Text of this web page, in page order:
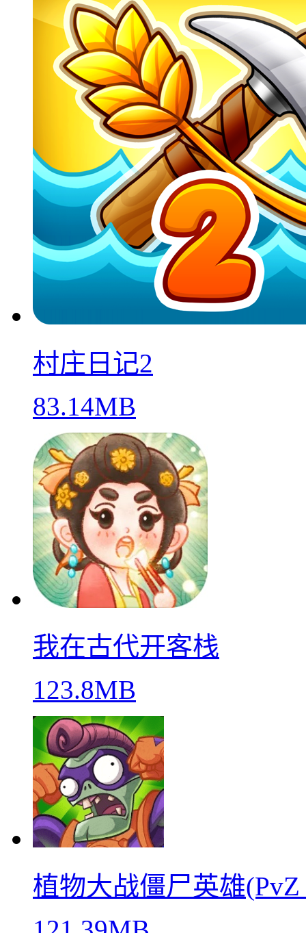
村庄日记2
83.14MB
我在古代开客栈
123.8MB
植物大战僵尸英雄(PvZ